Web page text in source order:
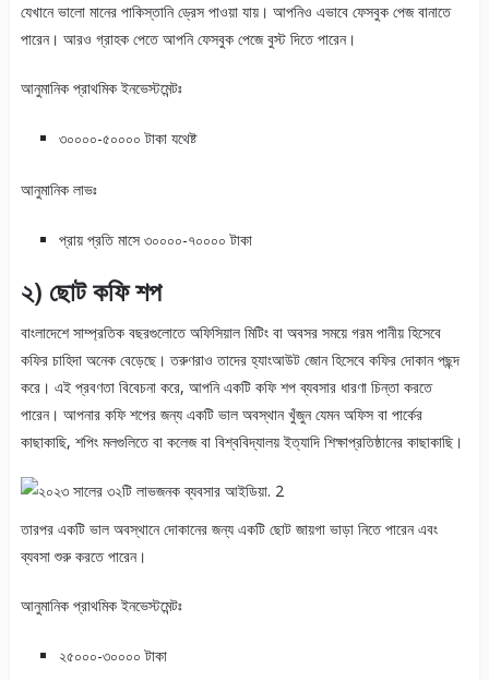
যেখানে ভালো মানের পাকিস্তানি ড্রেস পাওয়া যায়। আপনিও এভাবে ফেসবুক পেজ বানাতে
পারেন। আরও গ্রাহক পেতে আপনি ফেসবুক পেজে বুস্ট দিতে পারেন।
আনুমানিক প্রাথমিক ইনভেস্টমেন্টঃ
৩০০০০-৫০০০০ টাকা যথেষ্ট
আনুমানিক লাভঃ
প্রায় প্রতি মাসে ৩০০০০-৭০০০০ টাকা
২) ছোট কফি শপ
বাংলাদেশে সাম্প্রতিক বছরগুলোতে অফিসিয়াল মিটিং বা অবসর সময়ে গরম পানীয় হিসেবে
কফির চাহিদা অনেক বেড়েছে। তরুণরাও তাদের হ্যাংআউট জোন হিসেবে কফির দোকান পছন্দ
করে। এই প্রবণতা বিবেচনা করে, আপনি একটি কফি শপ ব্যবসার ধারণা চিন্তা করতে
পারেন। আপনার কফি শপের জন্য একটি ভাল অবস্থান খুঁজুন যেমন অফিস বা পার্কের
কাছাকাছি, শপিং মলগুলিতে বা কলেজ বা বিশ্ববিদ্যালয় ইত্যাদি শিক্ষাপ্রতিষ্ঠানের কাছাকাছি।
তারপর একটি ভাল অবস্থানে দোকানের জন্য একটি ছোট জায়গা ভাড়া নিতে পারেন এবং
ব্যবসা শুরু করতে পারেন।
আনুমানিক প্রাথমিক ইনভেস্টমেন্টঃ
২৫০০০-৩০০০০ টাকা